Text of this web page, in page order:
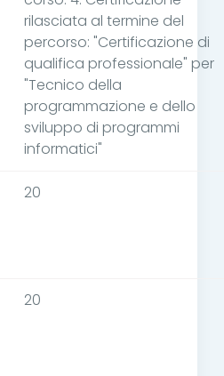
rilasciata al termine del
percorso: "Certificazione di
qualifica professionale" per
"Tecnico della
programmazione e dello
sviluppo di programmi
informatici"
20
20